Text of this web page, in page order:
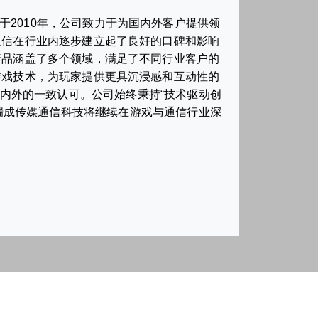
2010年，公司致力于为国内外客户提供领
在行业内逐步建立起了良好的口碑和影响
涵盖了多个领域，满足了不同行业客户的
技术，为玩家提供更具沉浸感和互动性的
外的一致认可。公司始终秉持“技术驱动创
传媒通信科技将继续在游戏与通信行业深